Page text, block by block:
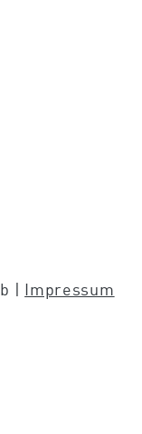
| Impressum